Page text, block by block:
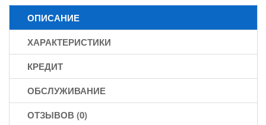
ОПИСАНИЕ
ХАРАКТЕРИСТИКИ
КРЕДИТ
ОБСЛУЖИВАНИЕ
ОТЗЫВОВ (0)